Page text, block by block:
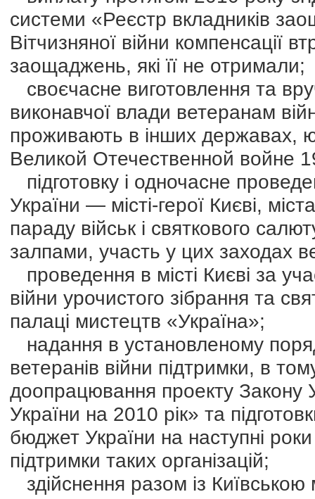
системи «Реєстр вкладників
Вітчизняної війни компенсації
заощаджень, які її не отримали;
своєчасне виготовлення та
виконавчої влади ветеранам
проживають в інших державах,
Великой Отечественной войне
підготовку і одночасне
України — місті-герої Києві,
параду військ і святкового
залпами, участь у цих заходах
проведення в місті Києві за
війни урочистого зібрання та
палаці мистецтв «Україна»;
надання в установленому
ветеранів війни підтримки, в
доопрацювання проекту
України на 2010 рік» та
бюджет України на наступні
підтримки таких організацій;
здійснення разом із